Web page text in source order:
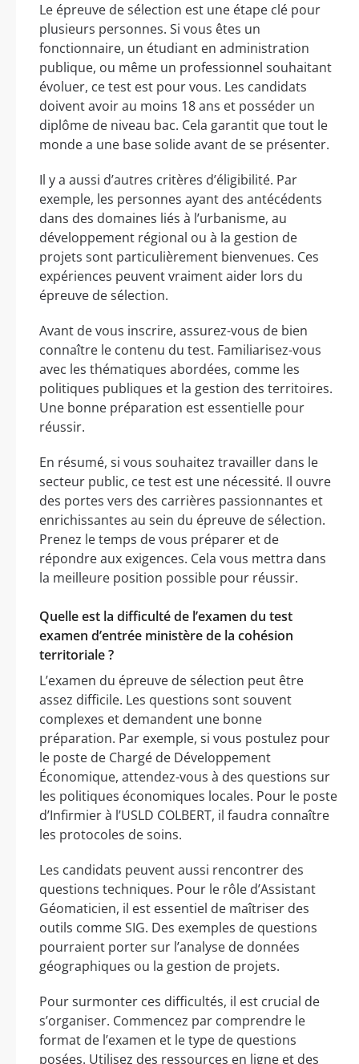
Le épreuve de sélection est une étape clé pour
plusieurs personnes. Si vous êtes un
fonctionnaire, un étudiant en administration
publique, ou même un professionnel souhaitant
évoluer, ce test est pour vous. Les candidats
doivent avoir au moins 18 ans et posséder un
diplôme de niveau bac. Cela garantit que tout le
monde a une base solide avant de se présenter.
Il y a aussi d’autres critères d’éligibilité. Par
exemple, les personnes ayant des antécédents
dans des domaines liés à l’urbanisme, au
développement régional ou à la gestion de
projets sont particulièrement bienvenues. Ces
expériences peuvent vraiment aider lors du
épreuve de sélection.
Avant de vous inscrire, assurez-vous de bien
connaître le contenu du test. Familiarisez-vous
avec les thématiques abordées, comme les
politiques publiques et la gestion des territoires.
Une bonne préparation est essentielle pour
réussir.
En résumé, si vous souhaitez travailler dans le
secteur public, ce test est une nécessité. Il ouvre
des portes vers des carrières passionnantes et
enrichissantes au sein du épreuve de sélection.
Prenez le temps de vous préparer et de
répondre aux exigences. Cela vous mettra dans
la meilleure position possible pour réussir.
Quelle est la difficulté de l’examen du test
examen d’entrée ministère de la cohésion
territoriale ?
L’examen du épreuve de sélection peut être
assez difficile. Les questions sont souvent
complexes et demandent une bonne
préparation. Par exemple, si vous postulez pour
le poste de Chargé de Développement
Économique, attendez-vous à des questions sur
les politiques économiques locales. Pour le poste
d’Infirmier à l’USLD COLBERT, il faudra connaître
les protocoles de soins.
Les candidats peuvent aussi rencontrer des
questions techniques. Pour le rôle d’Assistant
Géomaticien, il est essentiel de maîtriser des
outils comme SIG. Des exemples de questions
pourraient porter sur l’analyse de données
géographiques ou la gestion de projets.
Pour surmonter ces difficultés, il est crucial de
s’organiser. Commencez par comprendre le
format de l’examen et le type de questions
posées. Utilisez des ressources en ligne et des